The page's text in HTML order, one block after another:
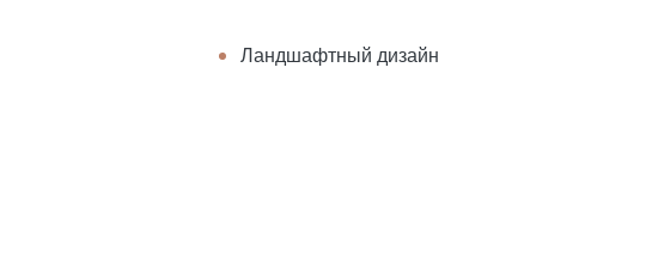
Ландшафтный дизайн